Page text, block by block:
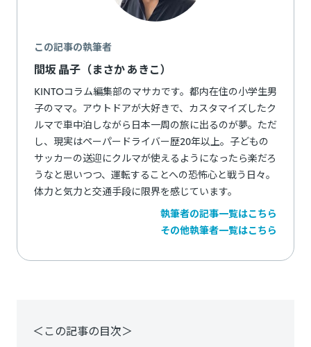
この記事の執筆者
間坂 晶子（まさか あきこ）
KINTOコラム編集部のマサカです。都内在住の小学生男
子のママ。アウトドアが大好きで、カスタマイズしたク
ルマで車中泊しながら日本一周の旅に出るのが夢。ただ
し、現実はペーパードライバー歴20年以上。子どもの
サッカーの送迎にクルマが使えるようになったら楽だろ
うなと思いつつ、運転することへの恐怖心と戦う日々。
体力と気力と交通手段に限界を感じています。
執筆者の記事一覧はこちら
その他執筆者一覧はこちら
＜この記事の目次＞